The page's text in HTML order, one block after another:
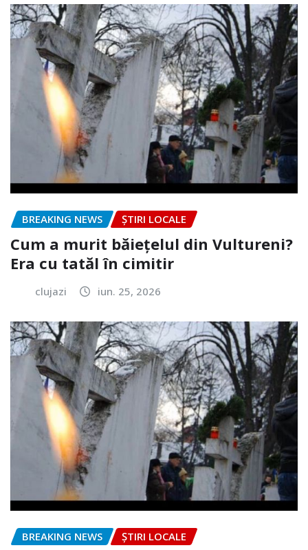
BREAKING NEWS ȘTIRI LOCALE
Cum a murit băiețelul din Vultureni?
Era cu tatăl în cimitir
clujazi iun. 25, 2026
BREAKING NEWS ȘTIRI LOCALE